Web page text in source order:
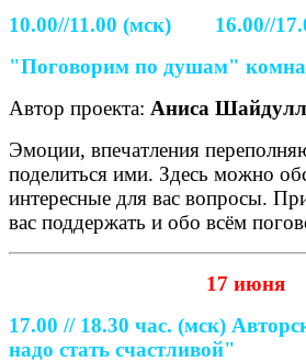
10.00//11.00 (мск) 16.00//
"Поговорим по душам"
Автор проекта: Аниса
Эмоции, впечатления
поделиться ими. Здесь можно
интересные для вас вопросы.
вас поддержать и обо всём
17 июня
17.00 // 18.30 час. (мск)
надо стать счастливой"